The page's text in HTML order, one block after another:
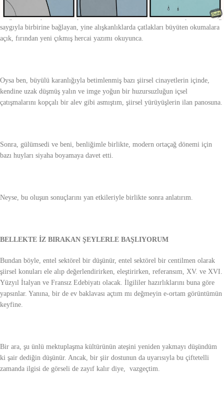
Yaşam için küçük çareler arayan ceza paspası örücüsü ve renk büyücüsü
sevgilim: Sen yaramaz bir çocuksun dedi, zamansal ve mekânsal çıkarları sevgi
saygıyla birbirine bağlayan, yine alışkanlıklarda çatlakları büyüten okumalara
açık, fırından yeni çıkmış hercai yazımı okuyunca.
Oysa ben, büyülü karanlığıyla betimlenmiş bazı şiirsel cinayetlerin içinde,
kendine uzak düşmüş yalın ve imge yoğun bir huzursuzluğun içsel
çatışmalarını kopçalı bir alev gibi asmıştım, şiirsel yürüyüşlerin ilan panosuna.
Sonra, gülümsedi ve beni, benliğimle birlikte, modern ortaçağ dönemi için
bazı huyları siyaha boyamaya davet etti.
Neyse, bu oluşun sonuçlarını yan etkileriyle birlikte sonra anlatırım.
BELLEKTE İZ BIRAKAN ŞEYLERLE BAŞLIYORUM
Bundan böyle, entel sektörel bir düşünür, entel sektörel bir centilmen olarak
şiirsel konuları ele alıp değerlendirirken, eleştirirken, referansım, XV. ve XVI.
Yüzyıl İtalyan ve Fransız Edebiyatı olacak. İlgililer hazırlıklarını buna göre
yapsınlar. Yanına, bir de ev baklavası açtım mı değmeyin e-ortam görüntümün
keyfine.
Bir ara, şu ünlü mektuplaşma kültürünün ateşini yeniden yakmayı düşündüm
ki şair dediğin düşünür. Ancak, bir şiir dostunun da uyarısıyla bu çiftetelli
zamanda ilgisi de görseli de zayıf kalır diye, vazgeçtim.